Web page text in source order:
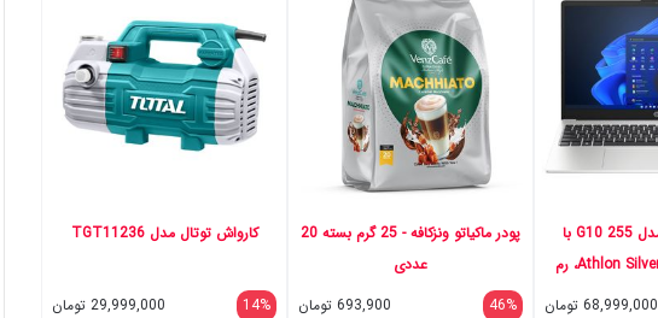
لپ‌تاپ اچ‌ پی مدل G10 255 با
پردازنده Athlon Silver 7120U، رم
DDR4 8GB با فرکانس 3200MHz،
68,999,000 تومان
پودر ماکیاتو ونزکافه - 25 گرم بسته 20
عددی
46%
693,900 تومان
کارواش توتال مدل TGT11236
14%
29,999,000 تومان